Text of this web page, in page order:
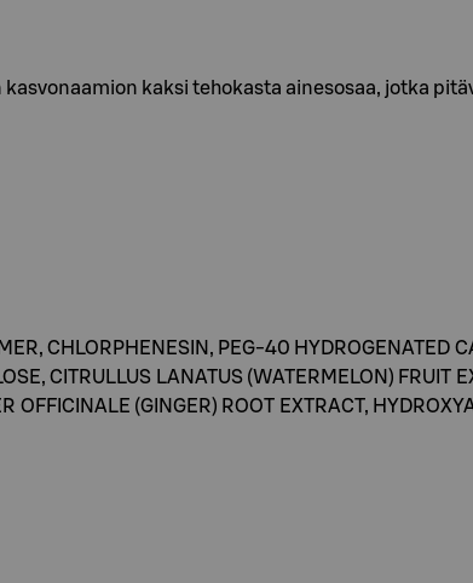
kaksi tehokasta ainesosaa, jotka
CHLORPHENESIN, PEG-40 HYDROGENATED
CITRULLUS LANATUS (WATERMELON) FRUIT
OFFICINALE (GINGER) ROOT EXTRACT,